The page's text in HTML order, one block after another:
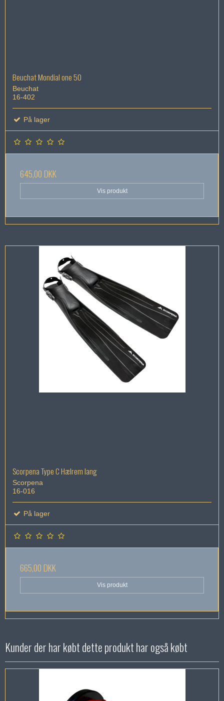
Beuchat Mondial one 50
Beuchat
16-402
På lager
645,00 DKK
Vis produkt
Scorpena Type C Hælrem lang
Scorpena
16-016
På lager
665,00 DKK
Vis produkt
Kunder der har købt dette produkt har også købt